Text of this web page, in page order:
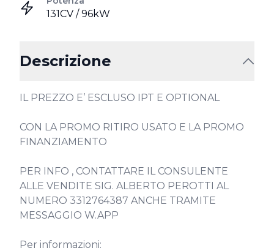
131CV / 96kW
Descrizione
IL PREZZO E’ ESCLUSO IPT E OPTIONAL
CON LA PROMO RITIRO USATO E LA PROMO
FINANZIAMENTO
PER INFO , CONTATTARE IL CONSULENTE
ALLE VENDITE SIG. ALBERTO PEROTTI AL
NUMERO 3312764387 ANCHE TRAMITE
MESSAGGIO W.APP
Per informazioni: